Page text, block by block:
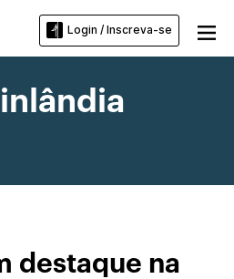
Login / Inscreva-se
destaque na